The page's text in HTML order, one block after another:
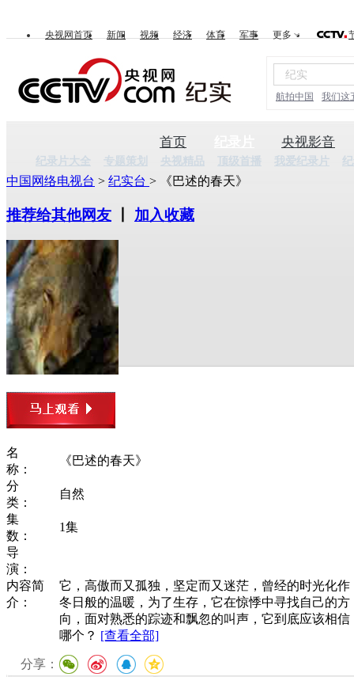
央视网首页 新闻 视频 经济 体育 军事 更多
航拍中国 我们这
首页
纪录片大全 专题策划 央视精品 顶级首播 我爱纪录片
央视影音
中国网络电视台 > 纪实台 > 《巴述的春天》
推荐给其他网友 加入收藏
名
称：
《巴述的春天》
分
类：
自然
集
数：
1集
导
演：
内容简
介：
它，高傲而又孤独，坚定而又迷茫，曾经的时光化作
冬日般的温暖，为了生存，它在惊悸中寻找自己的方
向，面对熟悉的踪迹和飘忽的叫声，它到底应该相信
哪个？ [查看全部]
分享：